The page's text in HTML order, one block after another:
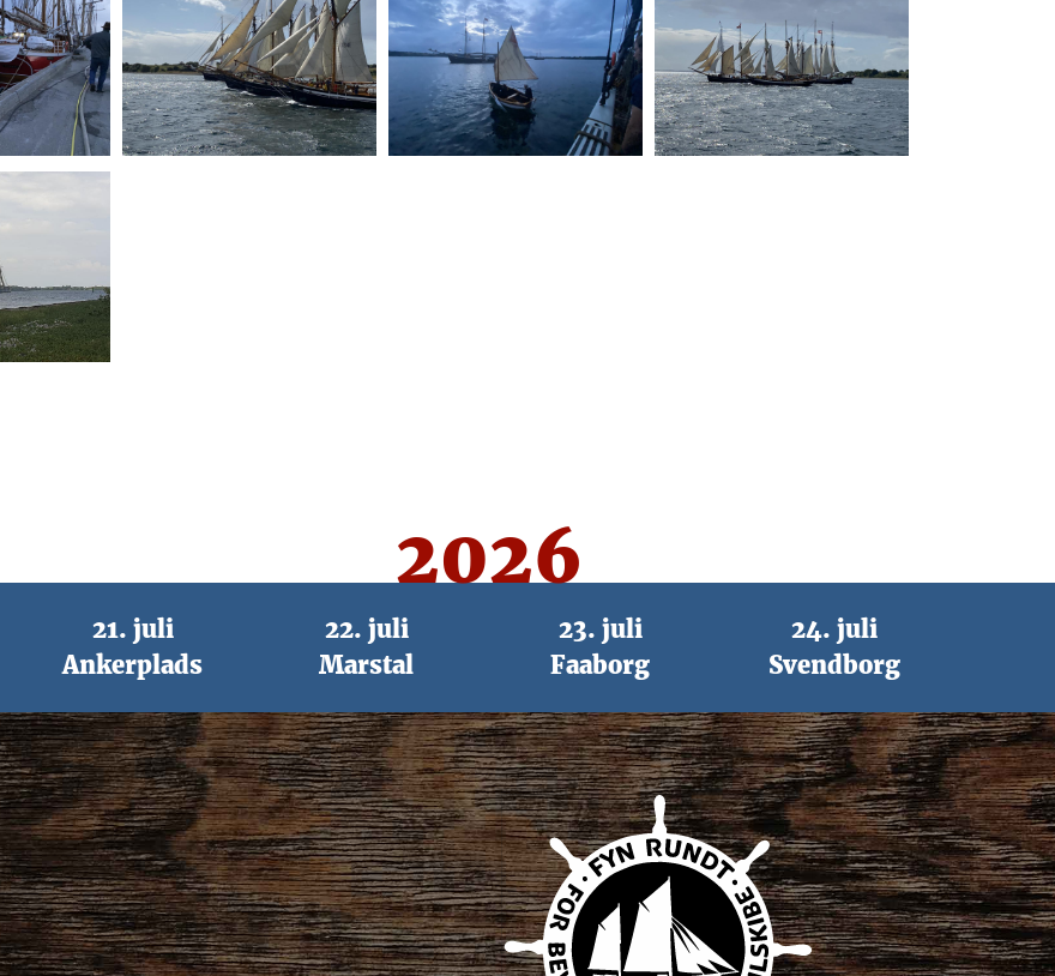
2026
21. juli
Ankerplads
22. juli
Marstal
23. juli
Faaborg
24. juli
Svendborg